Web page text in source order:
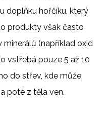
doplňku hořčíku, který
produkty však často
minerálů (například oxid
vstřebá pouze 5 až 10
do střev, kde může
poté z těla ven.